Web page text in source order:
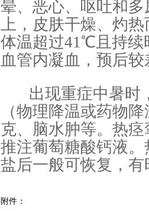
晕、恶心、呕吐和
上，皮肤干燥、灼
体温超过41℃且持续
血管内凝血，预后较
出现重症中暑时
（物理降温或药物
克、脑水肿等。热
推注葡萄糖酸钙液
盐后一般可恢复，
附件：